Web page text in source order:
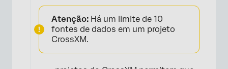
×
Atenção: Há um limite de 10
fontes de dados em um projeto
CrossXM.